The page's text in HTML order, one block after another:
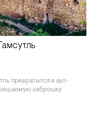
превратился в аул-
заброшку